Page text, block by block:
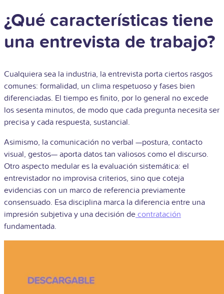
¿Qué características tiene
una entrevista de trabajo?
Cualquiera sea la industria, la entrevista porta ciertos rasgos
comunes: formalidad, un clima respetuoso y fases bien
diferenciadas. El tiempo es finito, por lo general no excede
los sesenta minutos, de modo que cada pregunta necesita ser
precisa y cada respuesta, sustancial.
Asimismo, la comunicación no verbal —postura, contacto
visual, gestos— aporta datos tan valiosos como el discurso.
Otro aspecto medular es la evaluación sistemática: el
entrevistador no improvisa criterios, sino que coteja
evidencias con un marco de referencia previamente
consensuado. Esa disciplina marca la diferencia entre una
impresión subjetiva y una decisión de contratación
fundamentada.